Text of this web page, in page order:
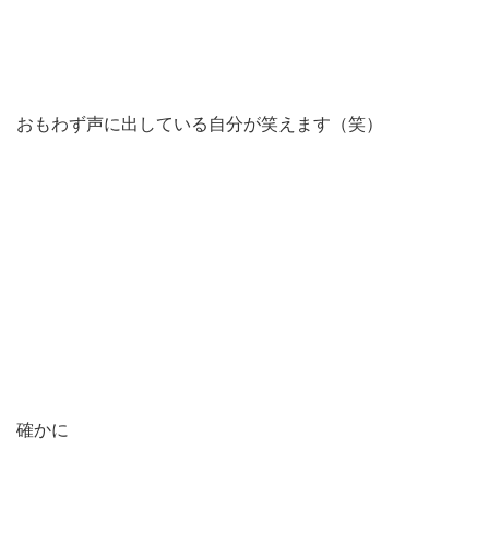
おもわず声に出している自分が笑えます（笑）
確かに